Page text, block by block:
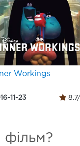
Workings
11-23
фільм?